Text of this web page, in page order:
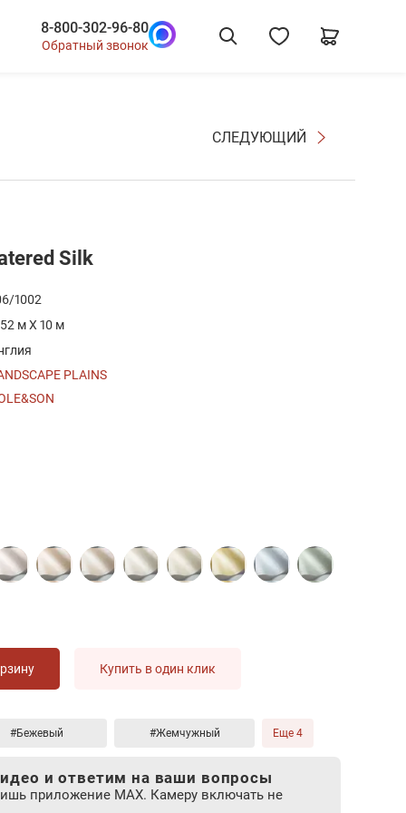
8-800-302-96-80
Обратный звонок
СЛЕДУЮЩИЙ
Silk
1002
м X 10 м
PLAINS
Купить в один клик
#Бежевый #Жемчужный Еще 4
и ответим на ваши вопросы
приложение MAX. Камеру включать не